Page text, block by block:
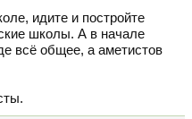
идите и постройте
школы. А в начале
всё общее, а аметистов